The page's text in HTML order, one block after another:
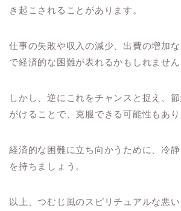
き起こされることがあります。
仕事の失敗や収入の減少、出費の増加
で経済的な困難が表れるかもしれません
しかし、逆にこれをチャンスと捉え、
がけることで、克服できる可能性もあり
経済的な困難に立ち向かうために、冷
を持ちましょう。
以上、つむじ風のスピリチュアルな悪